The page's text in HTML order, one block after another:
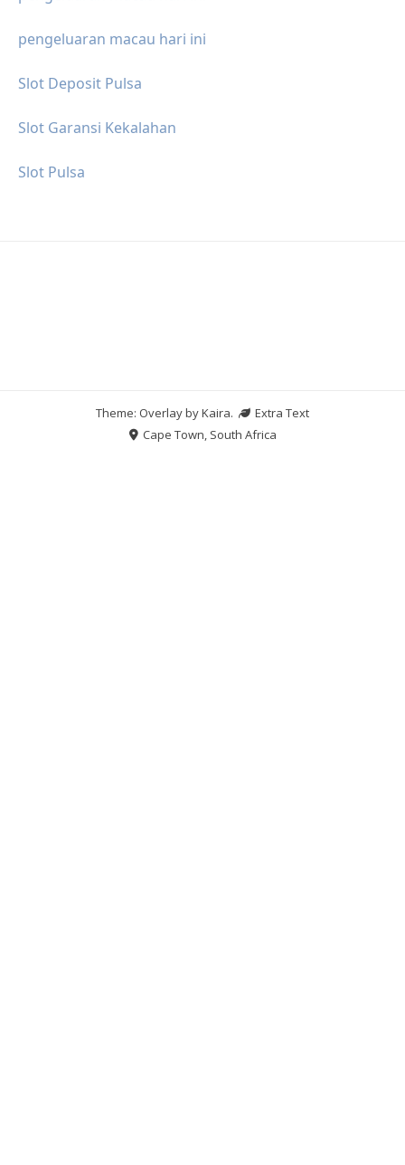
pengeluaran macau hari ini
Slot Deposit Pulsa
Slot Garansi Kekalahan
Slot Pulsa
Theme: Overlay byKaira.
Extra Text
Cape Town, South Africa